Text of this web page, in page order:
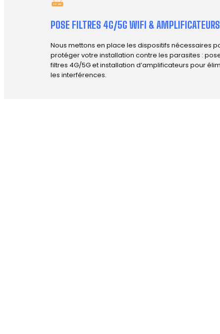
POSE FILTRES 4G/5G WIFI & AMPLIFICATEURS
Nous mettons en place les dispositifs nécessaires
protéger votre installation contre les parasites :
filtres 4G/5G et installation d’amplificateurs pour
les interférences.